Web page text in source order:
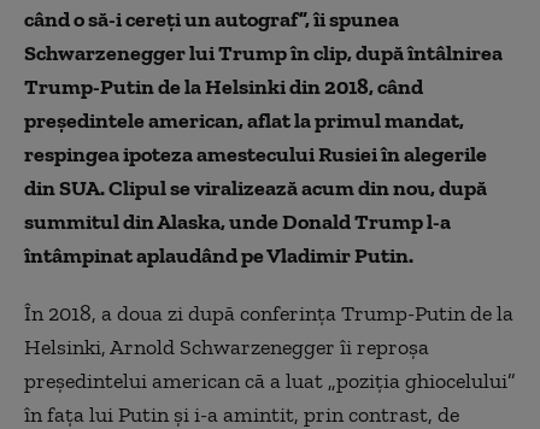
când o să-i cereți un autograf”, îi spunea
Schwarzenegger lui Trump în clip, după întâlnirea
Trump-Putin de la Helsinki din 2018, când
președintele american, aflat la primul mandat,
respingea ipoteza amestecului Rusiei în alegerile
din SUA. Clipul se viralizează acum din nou, după
summitul din Alaska, unde Donald Trump l-a
întâmpinat aplaudând pe Vladimir Putin.
În 2018, a doua zi după conferința Trump-Putin de la
Helsinki, Arnold Schwarzenegger îi reproșa
președintelui american că a luat „poziția ghiocelului”
în fața lui Putin și i-a amintit, prin contrast, de